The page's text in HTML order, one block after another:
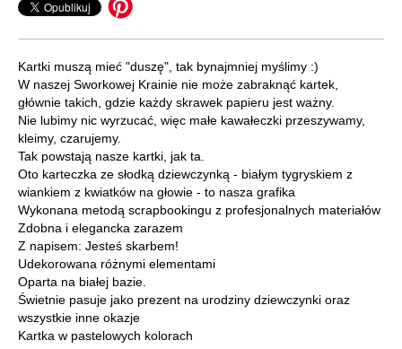
Kartki muszą mieć "duszę", tak bynajmniej myślimy :)
W naszej Sworkowej Krainie nie może zabraknąć kartek,
głównie takich, gdzie każdy skrawek papieru jest ważny.
Nie lubimy nic wyrzucać, więc małe kawałeczki przeszywamy,
kleimy, czarujemy.
Tak powstają nasze kartki, jak ta.
Oto karteczka ze słodką dziewczynką - białym tygryskiem z
wiankiem z kwiatków na głowie - to nasza grafika
Wykonana metodą scrapbookingu z profesjonalnych materiałów
Zdobna i elegancka zarazem
Z napisem: Jesteś skarbem!
Udekorowana różnymi elementami
Oparta na białej bazie.
Świetnie pasuje jako prezent na urodziny dziewczynki oraz
wszystkie inne okazje
Kartka w pastelowych kolorach